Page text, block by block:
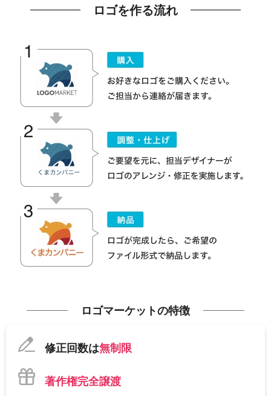
ロゴを作る流れ
ロゴマーケットの特徴
修正回数は無制限
著作権完全譲渡